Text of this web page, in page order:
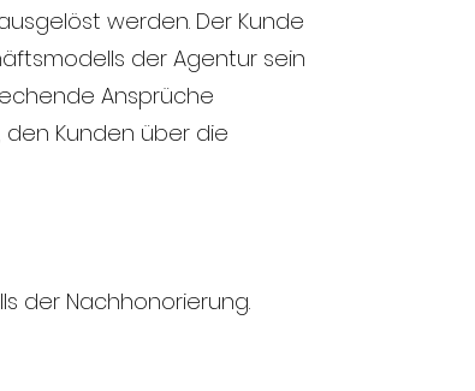
werden. Der Kunde
der Agentur sein
Ansprüche
Kunden über die
der Nachhonorierung.